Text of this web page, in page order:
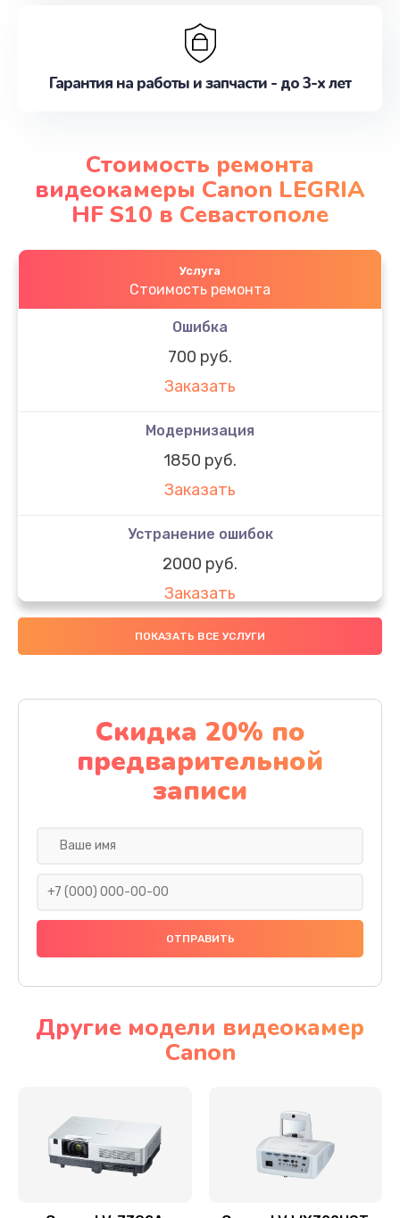
Гарантия на работы и запчасти - до 3-х лет
Стоимость ремонта
видеокамеры Canon LEGRIA
HF S10 в Севастополе
Услуга
Стоимость ремонта
Ошибка
700 руб.
Заказать
Модернизация
1850 руб.
Заказать
Устранение ошибок
2000 руб.
Заказать
Ремонт после залития
Заказать
Ремонт электроплаты
1320 руб.
Заказать
Замена датчика
Замена дисплея
Замена кнопки
ПОКАЗАТЬ ВСЕ УСЛУГИ
Скидка 20% по
предварительной
записи
Другие модели видеокамер
Canon